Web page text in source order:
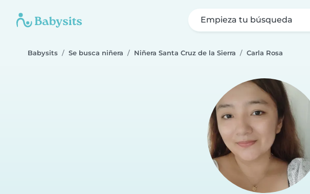
Empieza tu búsqueda
Babysits Se busca niñera Niñera Santa Cruz de la Sierra Carla Rosa